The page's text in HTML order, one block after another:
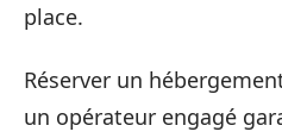
place.
Réserver un
un opérateur engagé